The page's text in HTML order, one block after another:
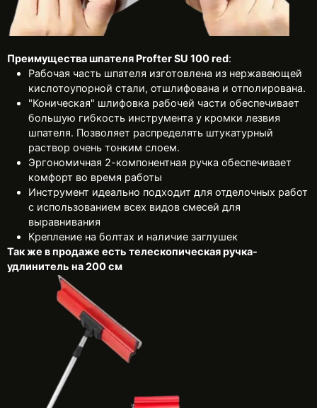
Преимущества шпателя Profter SU 100 red:
Рабочая часть шпателя изготовлена из нержавеющей
кислотоупорной стали, отшлифована и отполирована.
"Коническая" шлифовка рабочей части обеспечивает
большую гибкость инструмента у кромки лезвия
шпателя. Позволяет распределять штукатурный
раствор очень тонким слоем.
Эргономичная 2-компонентная ручка обеспечивает
комфорт во время работы
Инструмент идеально подходит для отделочных работ
с использованием всех видов смесей для
выравнивания
Крепление на болтах и наличие заглушек
Так же в продаже есть телескопическая ручка-
удлинитель на 200 см